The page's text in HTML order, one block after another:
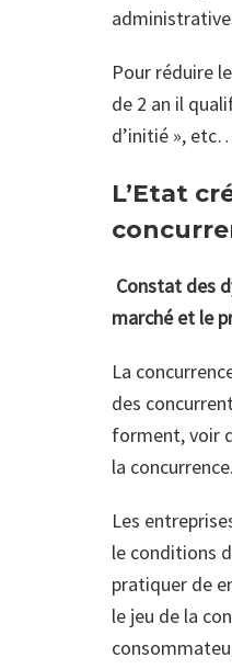
Pour réduire
de 2 an il
d’initié »,
L’Etat
Constat des
marché et le
La
des
forment, voir
la concurrence.
Les
le conditions
pratiquer de
le jeu de la